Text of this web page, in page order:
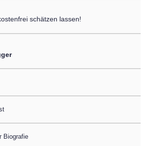
schätzen lassen!
Biografie